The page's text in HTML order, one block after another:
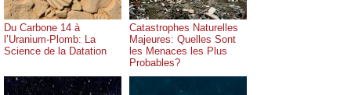
Du Carbone 14 à
l’Uranium-Plomb: La
Science de la Datation
Catastrophes Naturelles
Majeures: Quelles Sont
les Menaces les Plus
Probables?